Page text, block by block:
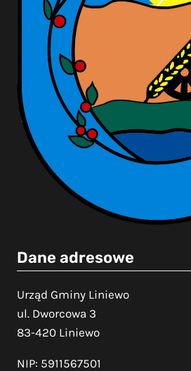
Dane adresowe
Urząd Gminy Liniewo
ul. Dworcowa 3
83-420 Liniewo
NIP: 5911567501